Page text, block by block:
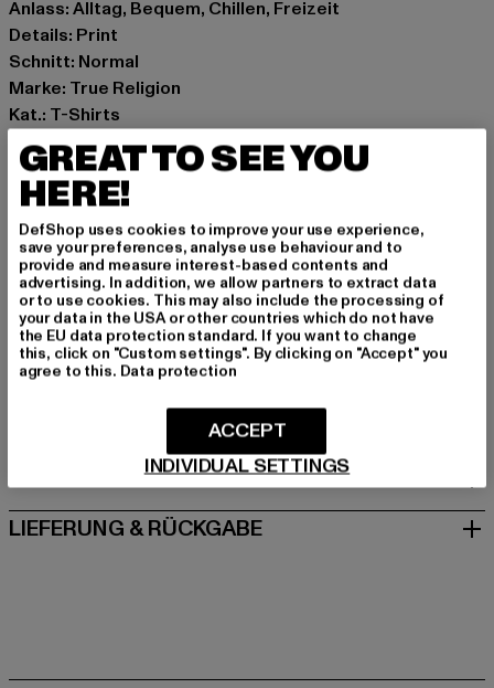
Anlass: Alltag, Bequem, Chillen, Freizeit
Details: Print
Schnitt: Normal
Marke: True Religion
Kat.: T-Shirts
Farbe: braun
Hersteller Farbe: brown
Materialzusammensetzung: 57% Baumwolle, 38%
Polyester, 5% Elasthan
Art.Nr: TR209315-00075
Hersteller: True Religion Brand Jeans Germany GmbH |
vertrieb@unifafashion.com
Großenbaumer Weg 11 | 40472 Düsseldorf | DE
GRÖSSE & PASSFORM
PFLEGEHINWEISE
LIEFERUNG & RÜCKGABE
GREAT TO SEE YOU
HERE!
DefShop uses cookies to improve your use experience,
save your preferences, analyse use behaviour and to
provide and measure interest-based contents and
advertising. In addition, we allow partners to extract data
or to use cookies. This may also include the processing of
your data in the USA or other countries which do not have
the EU data protection standard. If you want to change
this, click on "Custom settings". By clicking on "Accept" you
agree to this. Data protection
INDIVIDUAL SETTINGS
ACCEPT